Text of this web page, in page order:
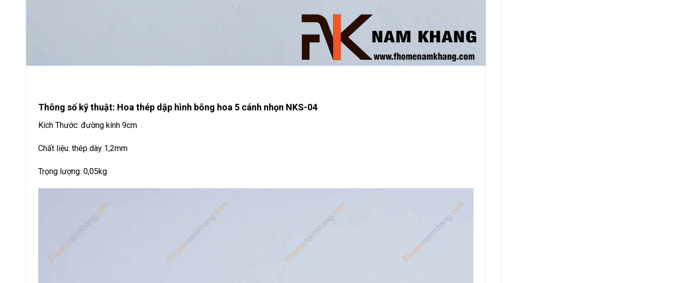
Thông số kỹ thuật: Hoa thép dập hình bông hoa 5 cánh nhọn NKS-04
Kích Thước: đường kính 9cm
Chất liệu: thép dày 1,2mm
Trọng lượng: 0,05kg